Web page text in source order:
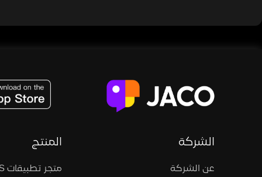
الشركة
عن الشركة
المنتج
متجر تطبيقات iOS